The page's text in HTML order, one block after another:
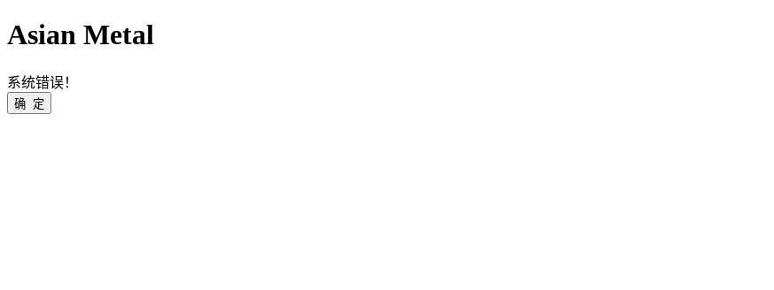
Asian Metal
系统错误！